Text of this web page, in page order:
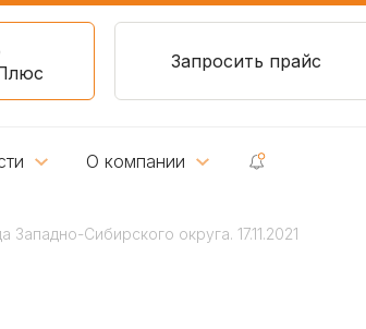
Запросить прайс
О компании
Сибирского округа. 17.11.2021